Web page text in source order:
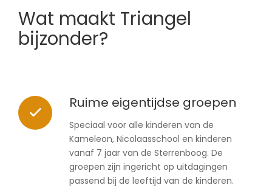
Wat maakt Triangel
bijzonder?
Ruime eigentijdse groepen
Speciaal voor alle kinderen van de
Kameleon, Nicolaasschool en kinderen
vanaf 7 jaar van de Sterrenboog. De
groepen zijn ingericht op uitdagingen
passend bij de leeftijd van de kinderen.